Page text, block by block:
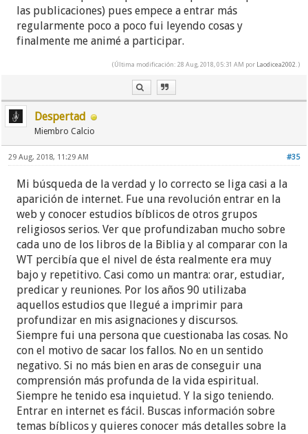
las publicaciones) pues empece a entrar más
regularmente poco a poco fui leyendo cosas y
finalmente me animé a participar.
(Última modificación: 28 Aug, 2018, 05:31 AM por Laodicea2002.)
Despertad
Miembro Calcio
#35
29 Aug, 2018, 11:29 AM
Mi búsqueda de la verdad y lo correcto se liga casi a la
aparición de internet. Fue una revolución entrar en la
web y conocer estudios bíblicos de otros grupos
religiosos serios. Ver que profundizaban mucho sobre
cada uno de los libros de la Biblia y al comparar con la
WT percibía que el nivel de ésta realmente era muy
bajo y repetitivo. Casi como un mantra: orar, estudiar,
predicar y reuniones. Por los años 90 utilizaba
aquellos estudios que llegué a imprimir para
profundizar en mis asignaciones y discursos.
Siempre fui una persona que cuestionaba las cosas. No
con el motivo de sacar los fallos. No en un sentido
negativo. Si no más bien en aras de conseguir una
comprensión más profunda de la vida espiritual.
Siempre he tenido esa inquietud. Y la sigo teniendo.
Entrar en internet es fácil. Buscas información sobre
temas bíblicos y quieres conocer más detalles sobre la